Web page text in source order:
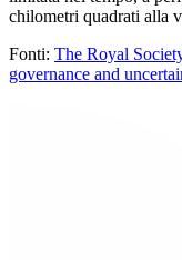
chilometri quadrati alla
Fonti: The Royal
governance and